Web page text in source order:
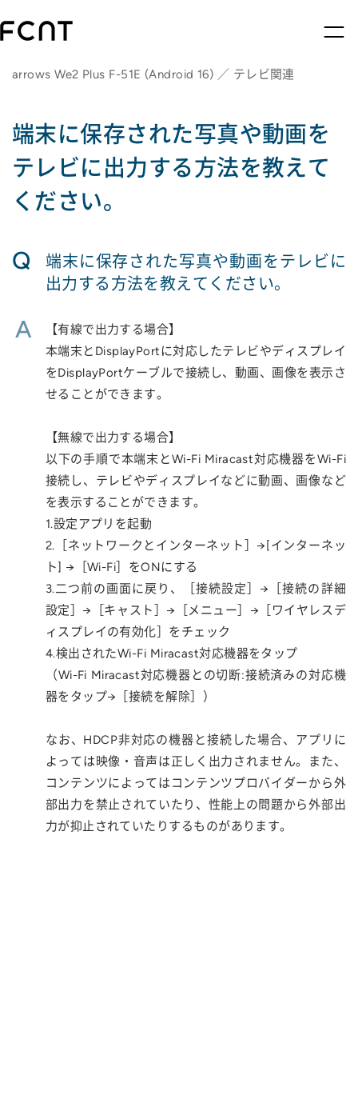
arrows We2 Plus F-51E (Android 16) ／ テレビ関連
端末に保存された写真や動画を
テレビに出力する方法を教えて
ください。
Q
端末に保存された写真や動画をテレビに
出力する方法を教えてください。
A
【有線で出力する場合】
本端末とDisplayPortに対応したテレビやディスプレイ
をDisplayPortケーブルで接続し、動画、画像を表示さ
せることができます。
【無線で出力する場合】
以下の手順で本端末とWi-Fi Miracast対応機器をWi-Fi
接続し、テレビやディスプレイなどに動画、画像など
を表示することができます。
1.設定アプリを起動
2.［ネットワークとインターネット］→[インターネッ
ト] →［Wi-Fi］をONにする
3.二つ前の画面に戻り、［接続設定］→［接続の詳細
設定］→［キャスト］→［メニュー］→［ワイヤレスデ
ィスプレイの有効化］をチェック
4.検出されたWi-Fi Miracast対応機器をタップ
（Wi-Fi Miracast対応機器との切断:接続済みの対応機
器をタップ→［接続を解除］）
なお、HDCP非対応の機器と接続した場合、アプリに
よっては映像・音声は正しく出力されません。また、
コンテンツによってはコンテンツプロバイダーから外
部出力を禁止されていたり、性能上の問題から外部出
力が抑止されていたりするものがあります。